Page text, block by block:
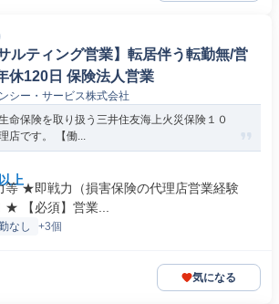
ルティング営業】転居伴う転勤無/営
休120日 保険法人営業
シー・サービス株式会社
命保険を取り扱う三井住友海上火災保険１０
店です。 【働...
上
等 ★即戦力（損害保険の代理店営業経験
★ 【必須】営業...
なし +3個
気になる